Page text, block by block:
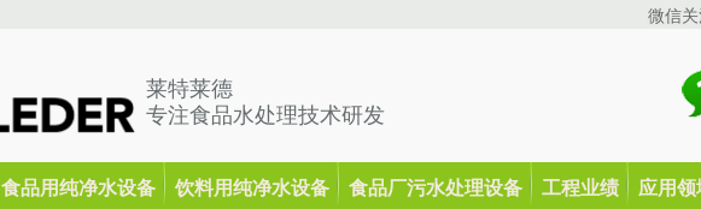
微信
莱特莱德
专注食品水处理技术研发
食品用纯净水设备 饮料用纯净水设备 食品厂污水处理设备 工程业绩 应用领